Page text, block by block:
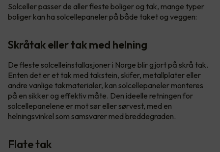
Solceller passer de aller fleste boliger og tak, mange typer
boliger kan ha solcellepaneler på både taket og veggen:
Skråtak eller tak med helning
De fleste solcelleinstallasjoner i Norge blir gjort på skrå tak.
Enten det er et tak med takstein, skifer, metallplater eller
andre vanlige takmaterialer, kan solcellepaneler monteres
på en sikker og effektiv måte. Den ideelle retningen for
solcellepanelene er mot sør eller sørvest, med en
helningsvinkel som samsvarer med breddegraden.
Flate tak